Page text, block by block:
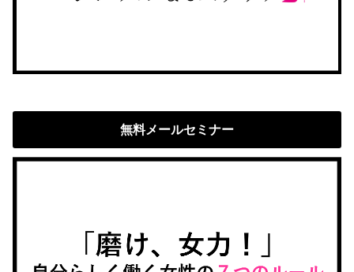
無料メールセミナー